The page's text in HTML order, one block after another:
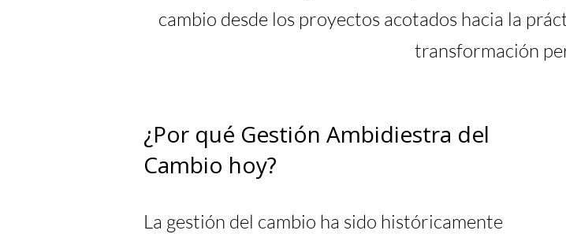
cambio desde los proyectos acotados hacia la
transformación
¿Por qué Gestión Ambidiestra del
Cambio hoy?
La gestión del cambio ha sido históricamente